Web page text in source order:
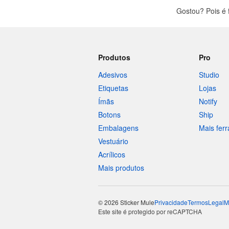
Gostou? Pois
Produtos
Adesivos
Etiquetas
Ímãs
Botons
Embalagens
Vestuário
Acrílicos
Mais produtos
Pro
Studio
Lojas
Notify
Ship
Mais
© 2026 Sticker MulePrivacidadeTermosLegal
Este site é protegido por reCAPTCHA